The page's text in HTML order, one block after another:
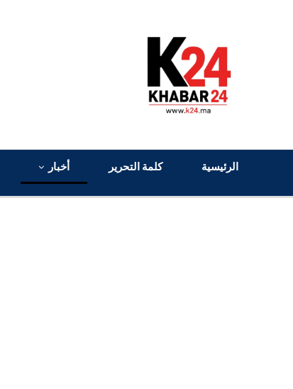
الرئيسية كلمة التحرير أخبار